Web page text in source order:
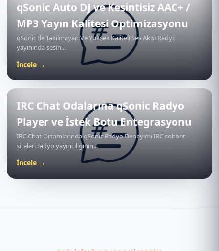
qSonic Auto DJ ve Kesintisiz AAC+ /
MP3 Yayın Kalitesi Optimizasyonu
qSonic İle Takılmayan Ve Yüksek Kaliteli Ses Akışı Radyo
yayınında sesin...
İncele →
IRC Chat Odalarına qSonic Radyo
Player ve İstek Botu Entegrasyonu
IRC Chat Ortamlarında qSonic Radyo Deneyimi IRC sohbet
siteleri radyo yayıncılığının...
İncele →